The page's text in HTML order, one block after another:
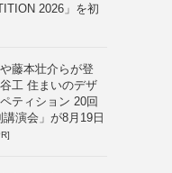
2026」を初
藤本壮介らが登
工 住まいのデザ
ティション 20回
演会」が8月19日